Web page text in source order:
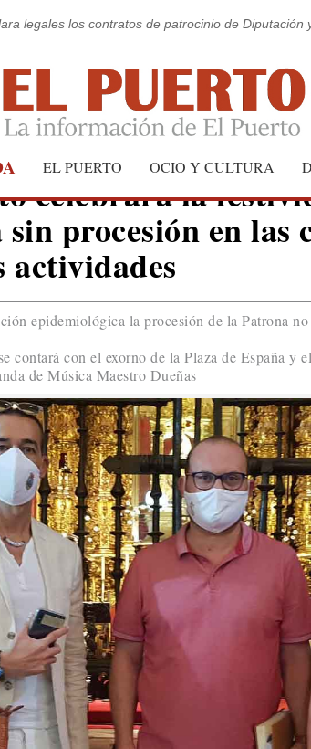
legales los contratos de patrocinio de Diputación
EL PUERTO OCIO Y CULTURA
celebrará la
procesión en las
actividades
epidemiológica la procesión de la Patrona
contará con el exorno de la Plaza de España y
de Música Maestro Dueñas